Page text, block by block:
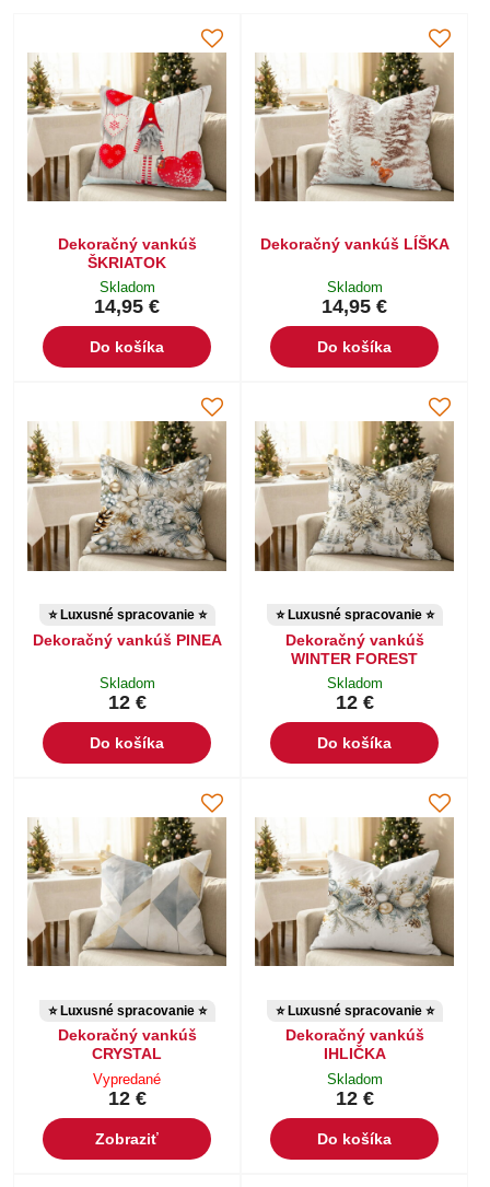
Dekoračný vankúš
ŠKRIATOK
Skladom
14,95 €
Do košíka
Dekoračný vankúš LÍŠKA
Skladom
14,95 €
Do košíka
⭐ Luxusné spracovanie ⭐
Dekoračný vankúš PINEA
Skladom
12 €
Do košíka
⭐ Luxusné spracovanie ⭐
Dekoračný vankúš
WINTER FOREST
Skladom
12 €
Do košíka
⭐ Luxusné spracovanie ⭐
Dekoračný vankúš
CRYSTAL
Vypredané
12 €
Zobraziť
⭐ Luxusné spracovanie ⭐
Dekoračný vankúš
IHLIČKA
Skladom
12 €
Do košíka